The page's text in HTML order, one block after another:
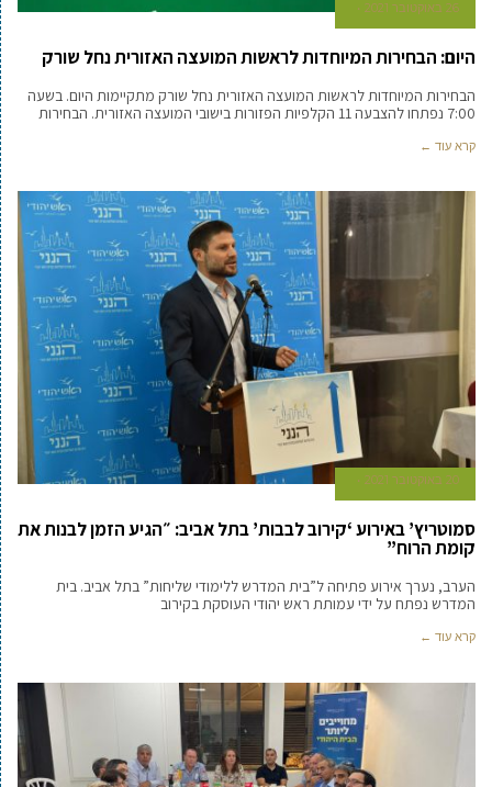
26 באוקטובר 2021
היום: הבחירות המיוחדות לראשות המועצה האזורית נחל שורק
הבחירות המיוחדות לראשות המועצה האזורית נחל שורק מתקיימות היום. בשעה
7:00 נפתחו להצבעה 11 הקלפיות הפזורות בישובי המועצה האזורית. הבחירות
קרא עוד ←
20 באוקטובר 2021
סמוטריץ’ באירוע ‘קירוב לבבות’ בתל אביב: ״הגיע הזמן לבנות את
קומת הרוח”
הערב, נערך אירוע פתיחה ל”בית המדרש ללימודי שליחות” בתל אביב. בית
המדרש נפתח על ידי עמותת ראש יהודי העוסקת בקירוב
קרא עוד ←